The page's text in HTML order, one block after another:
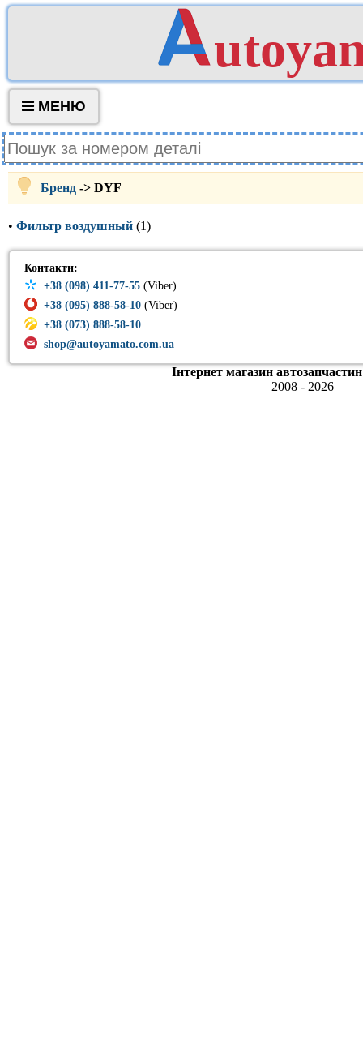
МЕНЮ
Бренд -> DYF
• Фильтр воздушный (1)
Контакти:
+38 (098) 411-77-55 (Viber)
+38 (095) 888-58-10 (Viber)
+38 (073) 888-58-10
shop@autoyamato.com.ua
Інтернет магазин
2008 - 2026